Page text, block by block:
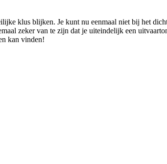
klus blijken. Je kunt nu eenmaal niet bij het
zeker van te zijn dat je uiteindelijk een
kan vinden!